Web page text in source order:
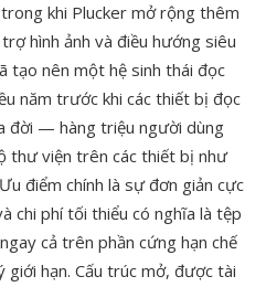
khi Plucker mở rộng thêm
hình ảnh và điều hướng siêu
tạo nên một hệ sinh thái đọc
năm trước khi các thiết bị đọc
đời — hàng triệu người dùng
thư viện trên các thiết bị như
điểm chính là sự đơn giản cực
chi phí tối thiểu có nghĩa là tệp
cả trên phần cứng hạn chế
giới hạn. Cấu trúc mở, được tài